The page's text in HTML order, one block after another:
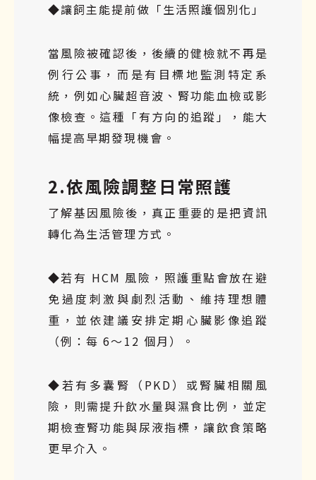
◆讓飼主能提前做「生活照護個別化」
當風險被確認後，後續的健檢就不再是
例行公事，而是有目標地監測特定系
統，例如心臟超音波、腎功能血檢或影
像檢查。這種「有方向的追蹤」，能大
幅提高早期發現機會。
2.依風險調整日常照護
了解基因風險後，真正重要的是把資訊
轉化為生活管理方式。
◆若有 HCM 風險，照護重點會放在避
免過度刺激與劇烈活動、維持理想體
重，並依建議安排定期心臟影像追蹤
（例：每 6～12 個月）。
◆若有多囊腎（PKD）或腎臟相關風
險，則需提升飲水量與濕食比例，並定
期檢查腎功能與尿液指標，讓飲食策略
更早介入。